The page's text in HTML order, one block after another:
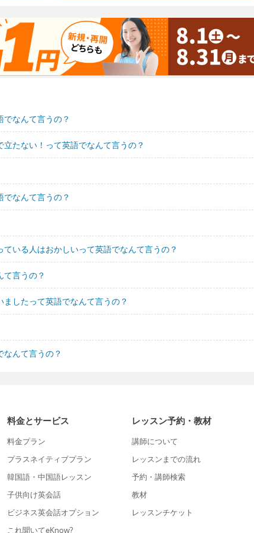
なんて言うの？
たない！って英語でなんて言うの？
なんて言うの？
いる人はおかしいって英語でなんて言うの？
て言うの？
したって英語でなんて言うの？
んて言うの？
料金とサービス
料金プラン
プラスネイティブプラン
韓国語・中国語レッスン
子供向け英会話
ビジネス英会話オプション
これ聞いてeKnow?
レッスン予約・教材
講師について
レッスンまでの流れ
予約・講師検索
教材
レッスンチケット